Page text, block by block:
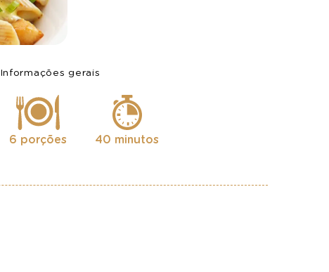
Informações gerais
6 porções 40 minutos